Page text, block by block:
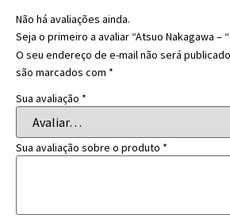
Não há avaliações ainda.
Seja o primeiro a avaliar “Atsuo Nakagawa –
O seu endereço de e-mail não será
são marcados com *
Sua avaliação *
Sua avaliação sobre o produto *